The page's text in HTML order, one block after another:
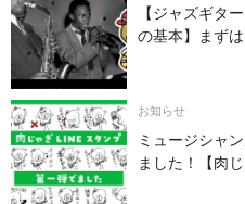
【ジャズギタ
の基本】まず
お知らせ
ミュージシャ
ました！【肉